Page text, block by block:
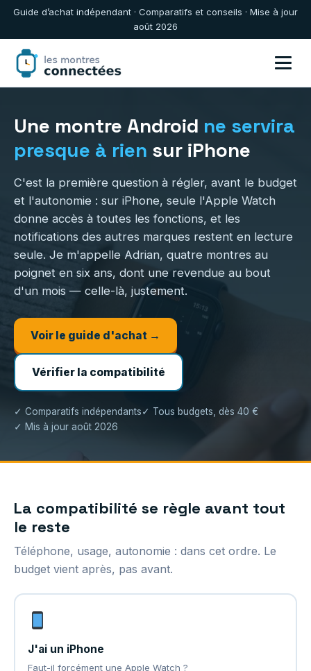
Guide d’achat indépendant · Comparatifs et conseils · Mise à jour
août 2026
Une montre Android ne servira
presque à rien sur iPhone
C'est la première question à régler, avant le budget
et l'autonomie : sur iPhone, seule l'Apple Watch
donne accès à toutes les fonctions, et les
notifications des autres marques restent en lecture
seule. Je m'appelle Adrian, quatre montres au
poignet en six ans, dont une revendue au bout
d'un mois — celle-là, justement.
Voir le guide d'achat →
Vérifier la compatibilité
✓ Comparatifs indépendants✓ Tous budgets, dès 40 €
✓ Mis à jour août 2026
La compatibilité se règle avant tout
le reste
Téléphone, usage, autonomie : dans cet ordre. Le
budget vient après, pas avant.
J'ai un iPhone
Faut-il forcément une Apple Watch ?